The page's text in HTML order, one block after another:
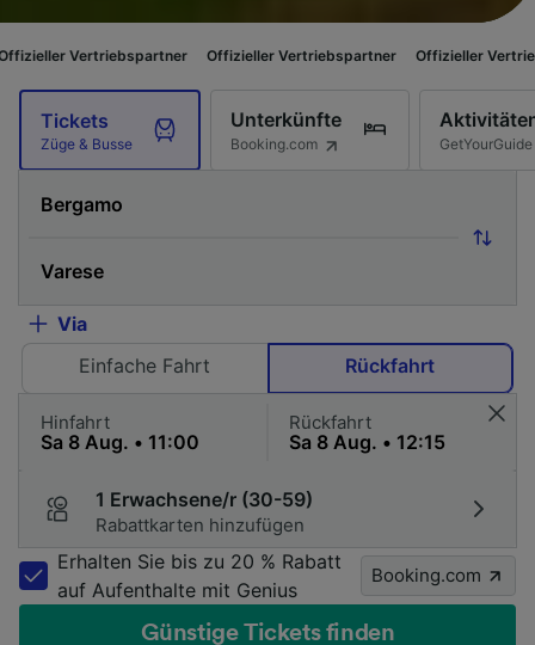
Offizieller Vertriebspartner Offizieller Vertriebspartner
Tickets
Züge & Busse
Unterkünfte
Booking.com GetYourGuide
Via
Einfache Fahrt
Rückfahrt
Hinfahrt Rückfahrt
1 Erwachsene/r (30-59)
Rabattkarten hinzufügen
Erhalten Sie bis zu 20 % Rabatt
auf Aufenthalte mit Genius
Booking.com
Günstige Tickets finden